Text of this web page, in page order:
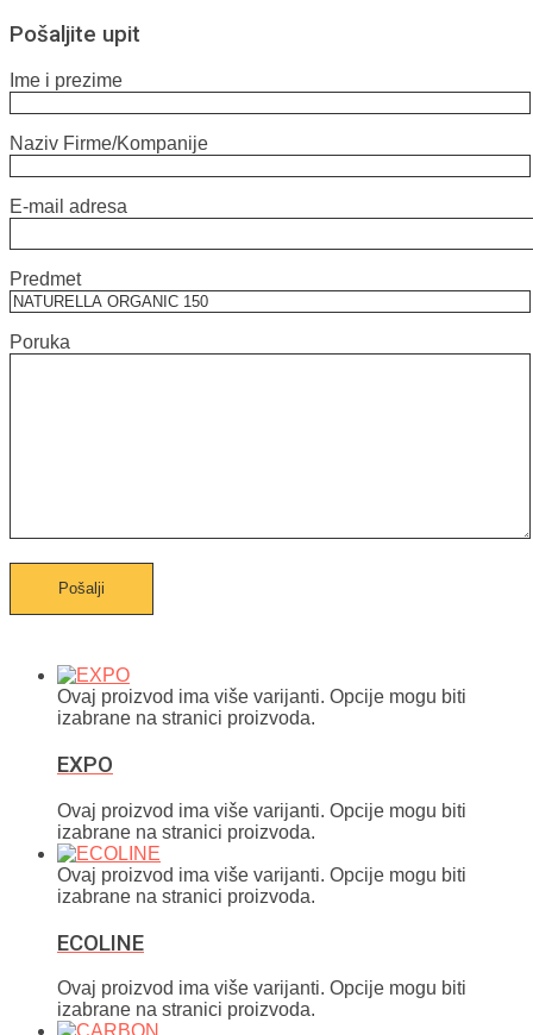
Pošaljite upit
Ime i prezime
Naziv Firme/Kompanije
E-mail adresa
Predmet
Poruka
Ovaj proizvod ima više varijanti. Opcije mogu biti
izabrane na stranici proizvoda.
EXPO
Ovaj proizvod ima više varijanti. Opcije mogu biti
izabrane na stranici proizvoda.
Ovaj proizvod ima više varijanti. Opcije mogu biti
izabrane na stranici proizvoda.
ECOLINE
Ovaj proizvod ima više varijanti. Opcije mogu biti
izabrane na stranici proizvoda.